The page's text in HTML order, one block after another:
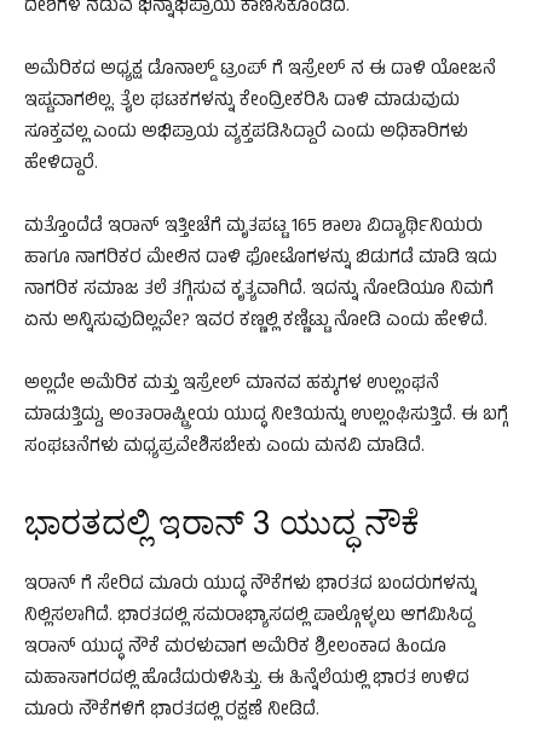
ದೇಶಗಳ ನಡುವೆ ಭಿನ್ನಾಭಿಪ್ರಾಯ ಕಾಣಿಸಿಕೊಂಡಿದೆ.
ಅಮೆರಿಕದ ಅಧ್ಯಕ್ಷ ಡೊನಾಲ್ಡ್ ಟ್ರಂಪ್ ಗೆ ಇಸ್ರೇಲ್ ನ ಈ ದಾಳಿ ಯೋಜನೆ
ಇಷ್ಟವಾಗಲಿಲ್ಲ. ತೈಲ ಘಟಕಗಳನ್ನು ಕೇಂದ್ರೀಕರಿಸಿ ದಾಳಿ ಮಾಡುವುದು
ಸೂಕ್ತವಲ್ಲ ಎಂದು ಅಭಿಪ್ರಾಯ ವ್ಯಕ್ತಪಡಿಸಿದ್ದಾರೆ ಎಂದು ಅಧಿಕಾರಿಗಳು
ಹೇಳಿದ್ದಾರೆ.
ಮತ್ತೊಂದೆಡೆ ಇರಾನ್ ಇತ್ತೀಚೆಗೆ ಮೃತಪಟ್ಟ 165 ಶಾಲಾ ವಿದ್ಯಾರ್ಥಿನಿಯರು
ಹಾಗೂ ನಾಗರಿಕರ ಮೇಲಿನ ದಾಳಿ ಫೋಟೊಗಳನ್ನು ಬಿಡುಗಡೆ ಮಾಡಿ ಇದು
ನಾಗರಿಕ ಸಮಾಜ ತಲೆ ತಗ್ಗಿಸುವ ಕೃತ್ಯವಾಗಿದೆ. ಇದನ್ನು ನೋಡಿಯೂ ನಿಮಗೆ
ಏನು ಅನ್ನಿಸುವುದಿಲ್ಲವೇ? ಇವರ ಕಣ್ಣಲ್ಲಿ ಕಣ್ಣಿಟ್ಟು ನೋಡಿ ಎಂದು ಹೇಳಿದೆ.
ಅಲ್ಲದೇ ಅಮೆರಿಕ ಮತ್ತು ಇಸ್ರೇಲ್ ಮಾನವ ಹಕ್ಕುಗಳ ಉಲ್ಲಂಘನೆ
ಮಾಡುತ್ತಿದ್ದು, ಅಂತಾರಾಷ್ಟ್ರೀಯ ಯುದ್ಧ ನೀತಿಯನ್ನು ಉಲ್ಲಂಘಿಸುತ್ತಿದೆ. ಈ ಬಗ್ಗೆ
ಸಂಘಟನೆಗಳು ಮಧ್ಯಪ್ರವೇಶಿಸಬೇಕು ಎಂದು ಮನವಿ ಮಾಡಿದೆ.
ಭಾರತದಲ್ಲಿ ಇರಾನ್ 3 ಯುದ್ಧ ನೌಕೆ
ಇರಾನ್ ಗೆ ಸೇರಿದ ಮೂರು ಯುದ್ಧ ನೌಕೆಗಳು ಭಾರತದ ಬಂದರುಗಳನ್ನು
ನಿಲ್ಲಿಸಲಾಗಿದೆ. ಭಾರತದಲ್ಲಿ ಸಮರಾಭ್ಯಾಸದಲ್ಲಿ ಪಾಲ್ಗೊಳ್ಳಲು ಆಗಮಿಸಿದ್ದ
ಇರಾನ್ ಯುದ್ಧ ನೌಕೆ ಮರಳುವಾಗ ಅಮೆರಿಕ ಶ್ರೀಲಂಕಾದ ಹಿಂದೂ
ಮಹಾಸಾಗರದಲ್ಲಿ ಹೊಡೆದುರುಳಿಸಿತ್ತು. ಈ ಹಿನ್ನೆಲೆಯಲ್ಲಿ ಭಾರತ ಉಳಿದ
ಮೂರು ನೌಕೆಗಳಿಗೆ ಭಾರತದಲ್ಲಿ ರಕ್ಷಣೆ ನೀಡಿದೆ.